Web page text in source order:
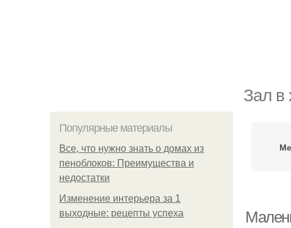
Зал в
Популярные материалы
Все, что нужно знать о домах из
пеноблоков: Преимущества и
недостатки
Изменение интерьера за 1
выходные: рецепты успеха